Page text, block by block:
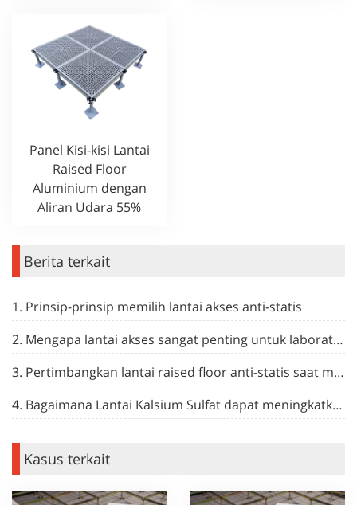
Panel Kisi-kisi Lantai
Raised Floor
Aluminium dengan
Aliran Udara 55%
Berita terkait
1. Prinsip-prinsip memilih lantai akses anti-statis
2. Mengapa lantai akses sangat penting untuk laboratorium berteknologi tinggi?
3. Pertimbangkan lantai raised floor anti-statis saat mendesain pusat data.
4. Bagaimana Lantai Kalsium Sulfat dapat meningkatkan kualitas udara dalam ruangan di sekolah dan universitas
Kasus terkait